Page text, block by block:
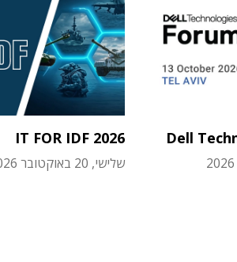
Dell
IT FOR IDF 2026
שלישי, 20 באוקטובר 2026